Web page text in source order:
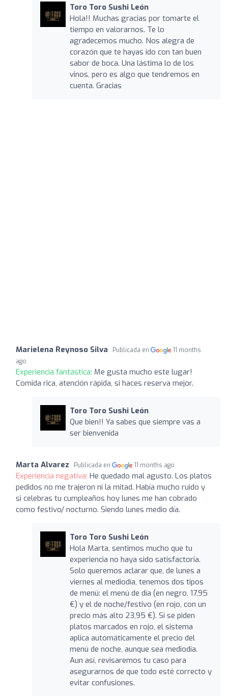
Toro Toro Sushi León
Hola!! Muchas gracias por tomarte el
tiempo en valorarnos. Te lo
agradecemos mucho. Nos alegra de
corazón que te hayas ido con tan buen
sabor de boca. Una lástima lo de los
vinos, pero es algo que tendremos en
cuenta. Gracias
Marielena Reynoso Silva Publicada en
11 months
ago
Experiencia fantástica: Me gusta mucho este lugar!
Comida rica, atención rápida, si haces reserva mejor.
Toro Toro Sushi León
Que bien!! Ya sabes que siempre vas a
ser bienvenida
Marta Alvarez Publicada en 11 months ago
Experiencia negativa: He quedado mal agusto. Los platos
pedidos no me trajeron ni la mitad. Había mucho ruido y
si celebras tu cumpleaños hoy lunes me han cobrado
como festivo/ nocturno. Siendo lunes medio día.
Toro Toro Sushi León
Hola Marta, sentimos mucho que tu
experiencia no haya sido satisfactoria.
Solo queremos aclarar que, de lunes a
viernes al mediodía, tenemos dos tipos
de menú: el menú de día (en negro, 17,95
€) y el de noche/festivo (en rojo, con un
precio más alto 23,95 €). Si se piden
platos marcados en rojo, el sistema
aplica automáticamente el precio del
menú de noche, aunque sea mediodía.
Aun así, revisaremos tu caso para
asegurarnos de que todo esté correcto y
evitar confusiones.